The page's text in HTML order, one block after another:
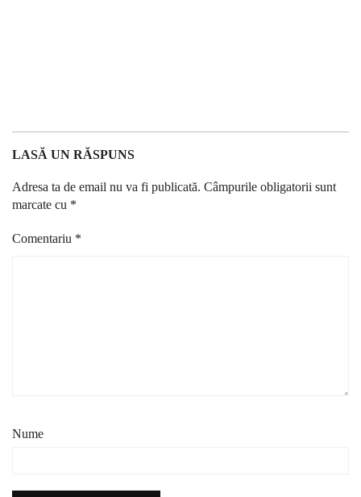
LASĂ UN RĂSPUNS
Adresa ta de email nu va fi publicată. Câmpurile obligatorii sunt
marcate cu *
Comentariu *
Nume